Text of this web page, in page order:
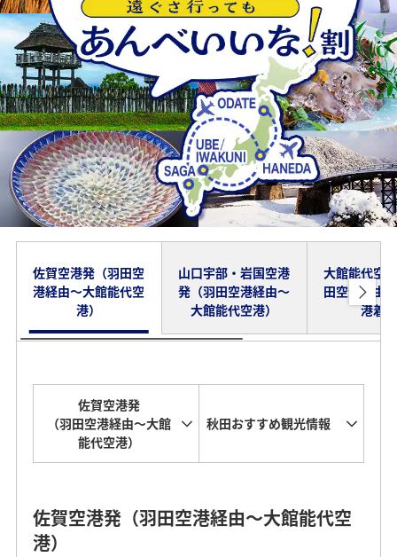
佐賀空港発（羽田空
港経由～大館能代空
港）
山口宇部・岩国空港
発（羽田空港経由～
大館能代空港）
大館能代空
田空港経由
港着
佐賀空港発
（羽田空港経由～大館
能代空港）
秋田おすすめ観光情報
佐賀空港発（羽田空港経由～大館能代空
港）